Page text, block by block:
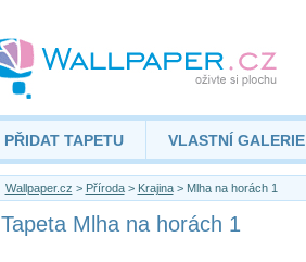
PŘIDAT TAPETU VLASTNÍ GALERIE
Wallpaper.cz > Příroda> Krajina> Mlha na horách 1
Tapeta Mlha na horách 1